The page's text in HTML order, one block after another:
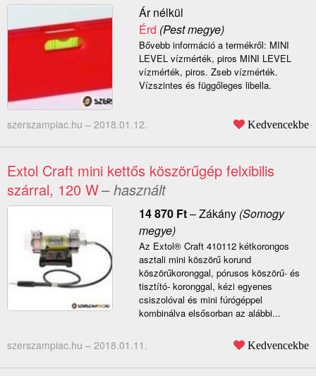
Ár nélkül
Érd (Pest megye)
Bővebb információ a termékről: MINI
LEVEL vízmérték, piros MINI LEVEL
vízmérték, piros. Zseb vízmérték.
Vízszintes és függőleges libella.
szerszampiac.hu – 2018.01.12. Kedvencekbe
Extol Craft mini kettős köszörűgép felxibilis
szárral, 120 W– használt
14 870 Ft–Zákány(Somogy
megye)
Az Extol® Craft 410112 kétkorongos
asztali mini köszörű korund
köszörűkoronggal, pórusos köszörű- és
tisztító- koronggal, kézi egyenes
csiszolóval és mini fúrógéppel
kombinálva elsősorban az alábbi...
szerszampiac.hu – 2018.01.11. Kedvencekbe